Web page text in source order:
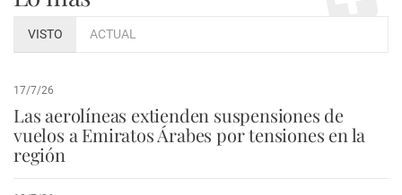
VISTO ACTUAL
17/7/26
Las aerolíneas extienden suspensiones de
vuelos a Emiratos Árabes por tensiones en la
región